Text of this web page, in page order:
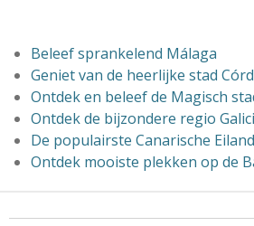
Beleef sprankelend Málaga
Geniet van de heerlijke stad
Ontdek en beleef de Magisch
Ontdek de bijzondere regio
De populairste Canarische
Ontdek mooiste plekken op de